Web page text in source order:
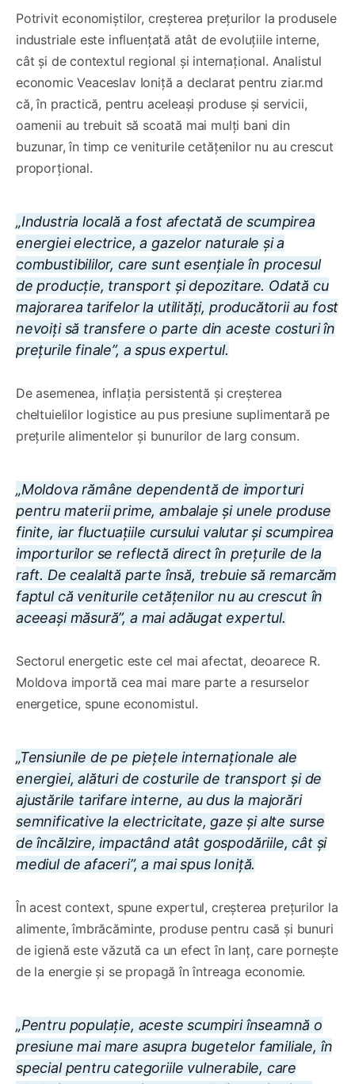
Potrivit economiștilor, creșterea prețurilor la produsele
industriale este influențată atât de evoluțiile interne,
cât și de contextul regional și internațional. Analistul
economic Veaceslav Ioniță a declarat pentru ziar.md
că, în practică, pentru aceleași produse și servicii,
oamenii au trebuit să scoată mai mulți bani din
buzunar, în timp ce veniturile cetățenilor nu au crescut
proporțional.
„Industria locală a fost afectată de scumpirea
energiei electrice, a gazelor naturale și a
combustibililor, care sunt esențiale în procesul
de producție, transport și depozitare. Odată cu
majorarea tarifelor la utilități, producătorii au fost
nevoiți să transfere o parte din aceste costuri în
prețurile finale”, a spus expertul.
De asemenea, inflația persistentă și creșterea
cheltuielilor logistice au pus presiune suplimentară pe
prețurile alimentelor și bunurilor de larg consum.
„Moldova rămâne dependentă de importuri
pentru materii prime, ambalaje și unele produse
finite, iar fluctuațiile cursului valutar și scumpirea
importurilor se reflectă direct în prețurile de la
raft. De cealaltă parte însă, trebuie să remarcăm
faptul că veniturile cetățenilor nu au crescut în
aceeași măsură”, a mai adăugat expertul.
Sectorul energetic este cel mai afectat, deoarece R.
Moldova importă cea mai mare parte a resurselor
energetice, spune economistul.
„Tensiunile de pe piețele internaționale ale
energiei, alături de costurile de transport și de
ajustările tarifare interne, au dus la majorări
semnificative la electricitate, gaze și alte surse
de încălzire, impactând atât gospodăriile, cât și
mediul de afaceri”, a mai spus Ioniță.
În acest context, spune expertul, creșterea prețurilor la
alimente, îmbrăcăminte, produse pentru casă și bunuri
de igienă este văzută ca un efect în lanț, care pornește
de la energie și se propagă în întreaga economie.
„Pentru populație, aceste scumpiri înseamnă o
presiune mai mare asupra bugetelor familiale, în
special pentru categoriile vulnerabile, care